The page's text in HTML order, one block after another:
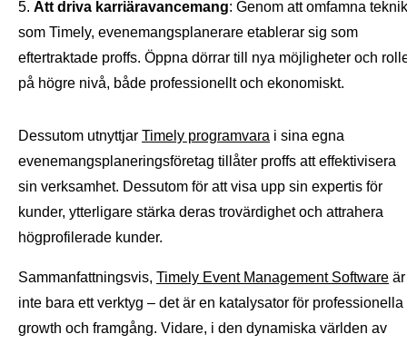
Att driva karriäravancemang: Genom att omfamna teknik
som Timely, evenemangsplanerare etablerar sig som
eftertraktade proffs. Öppna dörrar till nya möjligheter och
på högre nivå, både professionellt och ekonomiskt.
Dessutom utnyttjar Timely programvara i sina egna
evenemangsplaneringsföretag tillåter proffs att effektivisera
sin verksamhet. Dessutom för att visa upp sin expertis för
kunder, ytterligare stärka deras trovärdighet och attrahera
högprofilerade kunder.
Sammanfattningsvis, Timely Event Management Software är
inte bara ett verktyg – det är en katalysator för professionella
growth och framgång. Vidare, i den dynamiska världen av